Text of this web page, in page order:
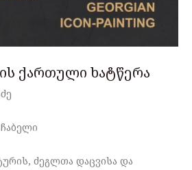
ქართული ხატწერა
ძეგლთა დაცვისა და